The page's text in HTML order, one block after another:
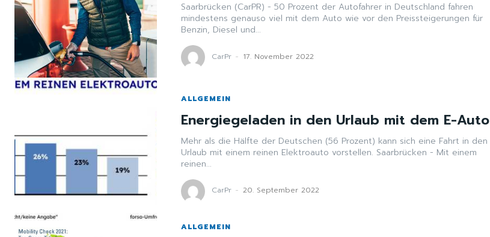
Saarbrücken (CarPR) - 50 Prozent der Autofahrer in Deutschland fahren
mindestens genauso viel mit dem Auto wie vor den Preissteigerungen für
Benzin, Diesel und...
CarPr - 17. November 2022
ALLGEMEIN
Energiegeladen in den Urlaub mit dem E-Auto
Mehr als die Hälfte der Deutschen (56 Prozent) kann sich eine Fahrt in den
Urlaub mit einem reinen Elektroauto vorstellen. Saarbrücken - Mit einem
reinen...
CarPr - 20. September 2022
ALLGEMEIN